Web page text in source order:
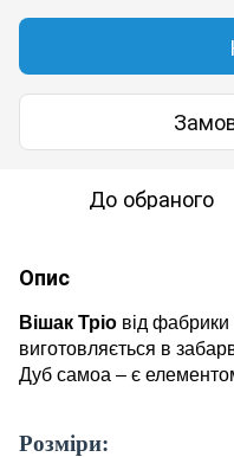
До обраного
Опис
Вішак Тріо від фабрики
виготовляється в
Дуб самоа – є
Розміри: